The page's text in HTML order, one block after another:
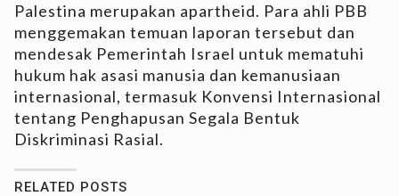
Palestina merupakan apartheid. Para ahli PBB
menggemakan temuan laporan tersebut dan
mendesak Pemerintah Israel untuk mematuhi
hukum hak asasi manusia dan kemanusiaan
internasional, termasuk Konvensi Internasional
tentang Penghapusan Segala Bentuk
Diskriminasi Rasial.
RELATED POSTS